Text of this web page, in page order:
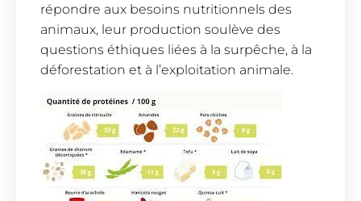
répondre aux besoins nutritionnels des
animaux, leur production soulève des
questions éthiques liées à la surpêche, à la
déforestation et à l’exploitation animale.